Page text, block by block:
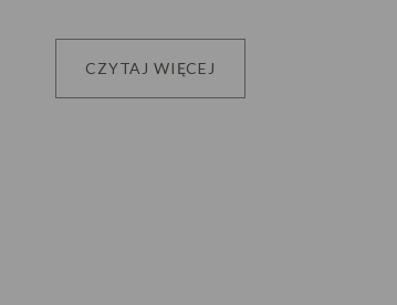
CZYTAJ WIĘCEJ